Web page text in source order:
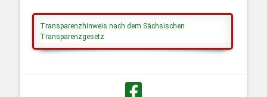
Transparenzhinweis nach dem Sächsischen
Transparenzgesetz